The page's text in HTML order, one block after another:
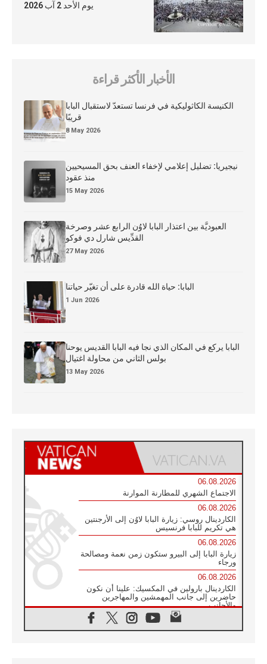
يوم الأحد 2 آب 2026
الأخبار الأكثر قراءة
الكنيسة الكاثوليكية في فرنسا تستعدّ لاستقبال البابا
قريبًا
8 May 2026
نيجيريا: تضليل إعلامي لإخفاء العنف بحق المسيحيين
منذ عقود
15 May 2026
العبوديَّة بين اعتذار البابا لاوُن الرابع عشر وصرخة
القدِّيس شارل دي فوكو
27 May 2026
البابا: حياة الله قادرة على أن تغيّر حياتنا
1 Jun 2026
البابا يركع في المكان الذي نجا فيه البابا القديس يوحنا
بولس الثاني من محاولة اغتيال
13 May 2026
06.08.2026
الاجتماع الشهري للمطارنة الموارنة
06.08.2026
الكاردينال روسي: زيارة البابا لاوُن إلى الأرجنتين
هي تكريم للبابا فرنسيس
06.08.2026
زيارة البابا إلى البيرو ستكون زمن نعمة ومصالحة
ورجاء
06.08.2026
الكاردينال بارولين في المكسيك: علينا أن نكون
حاضرين إلى جانب المهمشين والمهاجرين
والأجانب
البابا لاوُن الرابع عشر للشباب في أسيزي: